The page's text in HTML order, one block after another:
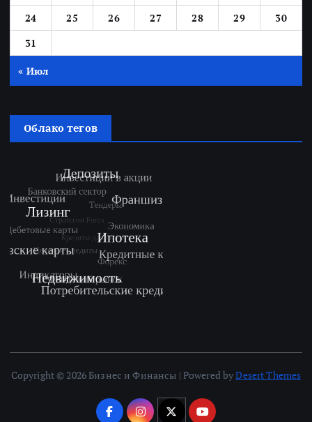
24
25 26 27 28 29
30
31
« Июл
Облако тегов
Copyright © 2026 Бизнес и Финансы | Powered byDesert Themes